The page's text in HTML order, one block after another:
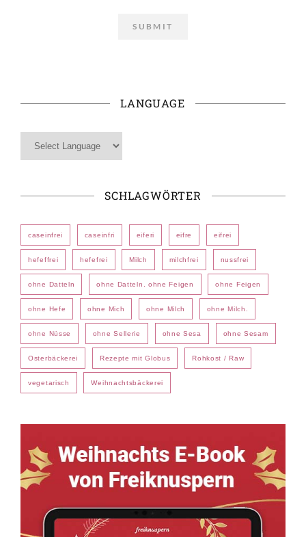
LANGUAGE
SCHLAGWÖRTER
caseinfrei caseinfri eiferi eifre eifrei
hefeffrei hefefrei Milch milchfrei nussfrei
ohne Datteln ohne Datteln. ohne Feigen ohne Feigen
ohne Hefe ohne Mich ohne Milch ohne Milch.
ohne Nüsse ohne Sellerie ohne Sesa ohne Sesam
Osterbäckerei Rezepte mit Globus Rohkost / Raw
vegetarisch Weihnachtsbäckerei